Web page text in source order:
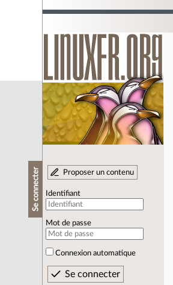
Se connecter Proposer un contenu
Identifiant
Mot de passe
Connexion automatique